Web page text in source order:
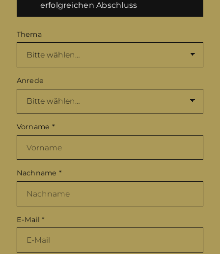
erfolgreichen Abschluss
Thema
Anrede
Vorname *
Nachname *
E-Mail*